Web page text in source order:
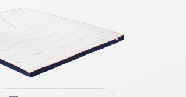
de
terwijl
te
de